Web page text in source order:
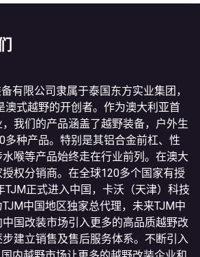
有限公司隶属于泰国东方实业集团，
澳式越野的开创者。作为澳大利亚首
我们的产品涵盖了越野装备，户外生
多种产品。特别是其铝合金前杠、性
喉等产品始终走在行业前列。在澳大
权分销商。在全球120多个国家有授
TJM正式进入中国，卡沃（天津）科技
中国地区独家总代理，未来TJM中
国改装市场引入更多的高品质越野改
建立销售及售后服务体系。不断引入